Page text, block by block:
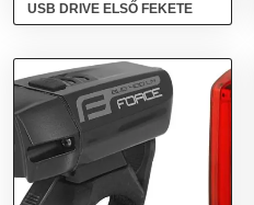
USB DRIVE ELSŐ FEKETE